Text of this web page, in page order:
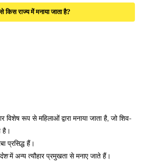
किस राज्य में मनाया जाता है?
विशेष रूप से महिलाओं द्वारा मनाया जाता है, जो शिव-
है।
प्रसिद्ध हैं।
में अन्य त्यौहार प्रमुखता से मनाए जाते हैं।